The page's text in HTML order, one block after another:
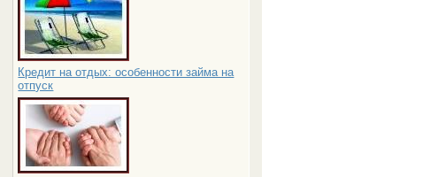
Кредит на отдых: особенности займа на
отпуск